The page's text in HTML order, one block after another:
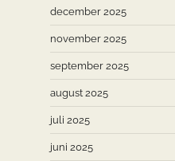
december 2025
november 2025
september 2025
august 2025
juli 2025
juni 2025